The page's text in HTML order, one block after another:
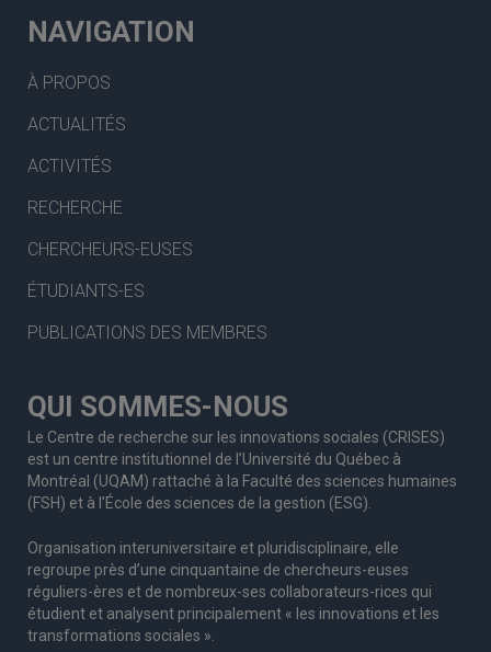
NAVIGATION
À PROPOS
ACTUALITÉS
ACTIVITÉS
RECHERCHE
CHERCHEURS-EUSES
ÉTUDIANTS-ES
PUBLICATIONS DES MEMBRES
QUI SOMMES-NOUS
Le Centre de recherche sur les innovations sociales (CRISES)
est un centre institutionnel de l’Université du Québec à
Montréal (UQAM) rattaché à la Faculté des sciences humaines
(FSH) et à l’École des sciences de la gestion (ESG).
Organisation interuniversitaire et pluridisciplinaire, elle
regroupe près d’une cinquantaine de chercheurs-euses
réguliers-ères et de nombreux-ses collaborateurs-rices qui
étudient et analysent principalement « les innovations et les
transformations sociales ».